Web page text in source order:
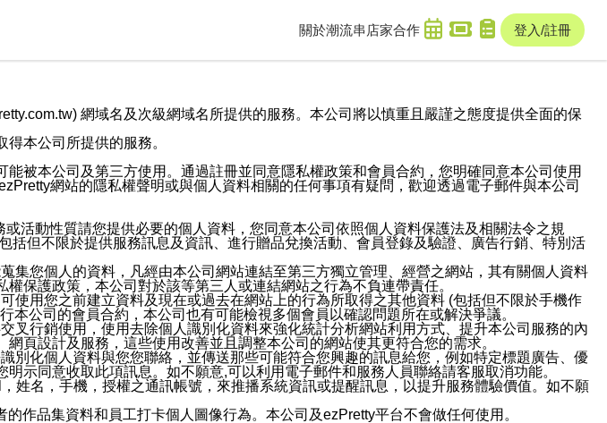
關於潮流串 店家合作 登入/註冊
網域名及次級網域名所提供的服務。本公司將以慎重且嚴謹之態度提供全面的保
本公司所提供的服務。
被本公司及第三方使用。通過註冊並同意隱私權政策和會員合約，您明確同意本公司使用
網站的隱私權聲明或與個人資料相關的任何事項有疑問，歡迎透過電子郵件與本公司
活動性質請您提供必要的個人資料，您同意本公司依照個人資料保護法及相關法令之規
但不限於提供服務訊息及資訊、進行贈品兌換活動、會員登錄及驗證、廣告行銷、特別活
您個人的資料，凡經由本公司網站連結至第三方獨立管理、經營之網站，其有關個人資料
保護政策，本公司對於該等第三人或連結網站之行為不負連帶責任。
用您之前建立資料及現在或過去在網站上的行為所取得之其他資料 (包括但不限於手機作
公司的會員合約，本公司也有可能檢視多個會員以確認問題所在或解決爭議。
行銷使用，使用去除個人識別化資料來強化統計分析網站利用方式、提升本公司服務的內
頁設計及服務，這些使用改善並且調整本公司的網站使其更符合您的需求。
化個人資料與您您聯絡，並傳送那些可能符合您興趣的訊息給您，例如特定標題廣告、優
示同意收取此項訊息。如不願意,可以利用電子郵件和服務人員聯絡請客服取消功能。
名，手機，授權之通訊帳號，來推播系統資訊或提醒訊息，以提升服務體驗價值。如不願
作品集資料和員工打卡個人圖像行為。本公司及ezPretty平台不會做任何使用。